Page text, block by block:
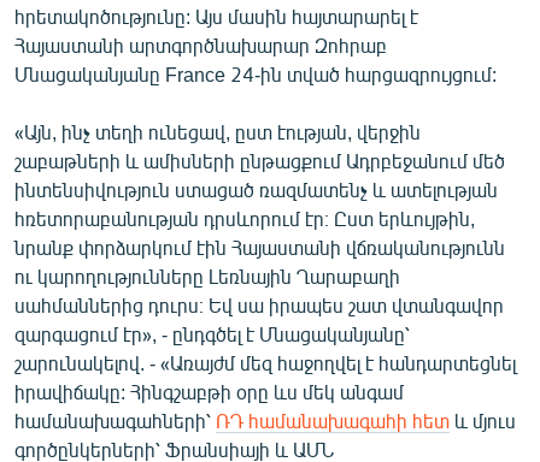
Հայերեն
English
ՀԵՏԵՎԵՔ ՄԵԶ
«Ազատության» բոլոր կայքերը
հրետակոծությունը: Այս մասին հայտարարել է
Հայաստանի արտգործնախարար Զոհրաբ
Մնացականյանը France 24-ին տված հարցազրույցում:
«Այն, ինչ տեղի ունեցավ, ըստ էության, վերջին
շաբաթների և ամիսների ընթացքում Ադրբեջանում մեծ
ինտենսիվություն ստացած ռազմատենչ և ատելության
հռետորաբանության դրսևորում էր։ Ըստ երևույթին,
նրանք փորձարկում էին Հայաստանի վճռականությունն
ու կարողությունները Լեռնային Ղարաբաղի
սահմաններից դուրս։ Եվ սա իրապես շատ վտանգավոր
զարգացում էր», - ընդգծել է Մնացականյանը՝
շարունակելով. - «Առայժմ մեզ հաջողվել է հանդարտեցնել
իրավիճակը: Հինգշաբթի օրը ևս մեկ անգամ
համանախագահների՝ ՌԴ համանախագահի հետ և մյուս
գործընկերների՝ Ֆրանսիայի և ԱՄՆ